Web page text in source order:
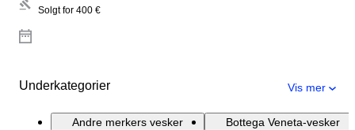
Solgt for 400 €
Underkategorier Vis mer
Andre merkers vesker Bottega Veneta-vesker